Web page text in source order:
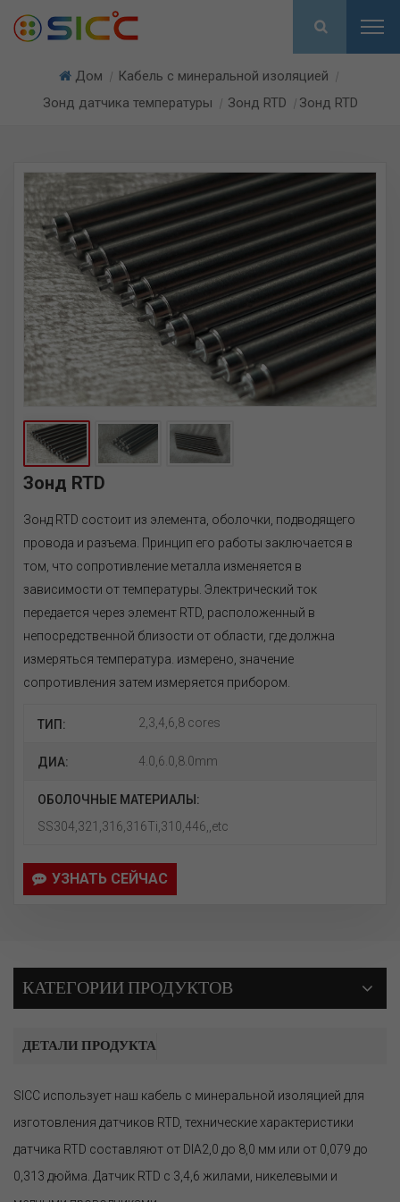
Дом | Кабель с минеральной изоляцией |
Зонд датчика температуры | Зонд RTD | Зонд RTD
Зонд RTD
Зонд RTD состоит из элемента, оболочки, подводящего
провода и разъема. Принцип его работы заключается в
том, что сопротивление металла изменяется в
зависимости от температуры. Электрический ток
передается через элемент RTD, расположенный в
непосредственной близости от области, где должна
измеряться температура. измерено, значение
сопротивления затем измеряется прибором.
ТИП: 2,3,4,6,8 cores
ДИА: 4.0,6.0,8.0mm
ОБОЛОЧНЫЕ МАТЕРИАЛЫ:
SS304,321,316,316Ti,310,446,,etc
УЗНАТЬ СЕЙЧАС
КАТЕГОРИИ ПРОДУКТОВ
ДЕТАЛИ ПРОДУКТА
SICC использует наш кабель с минеральной изоляцией для
изготовления датчиков RTD, технические характеристики
датчика RTD составляют от DIA2,0 до 8,0 мм или от 0,079 до
0,313 дюйма. Датчик RTD с 3,4,6 жилами, никелевыми и